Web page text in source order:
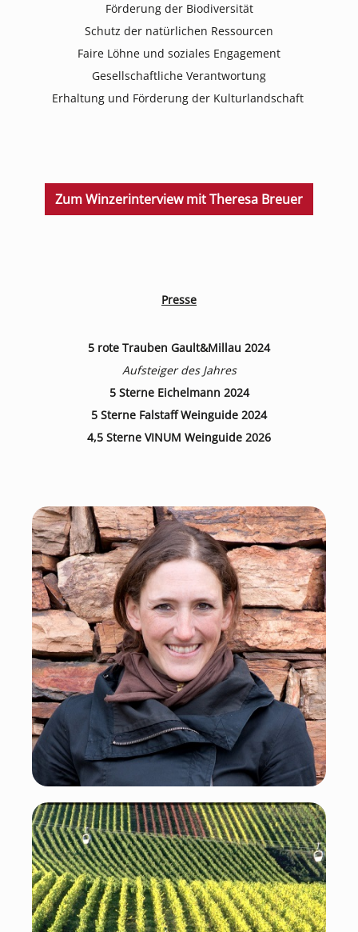
Förderung der Biodiversität
Schutz der natürlichen Ressourcen
Faire Löhne und soziales Engagement
Gesellschaftliche Verantwortung
Erhaltung und Förderung der Kulturlandschaft
Zum Winzerinterview mit Theresa Breuer
Presse
5 rote Trauben Gault&Millau 2024
Aufsteiger des Jahres
5 Sterne Eichelmann 2024
5 Sterne Falstaff Weinguide 2024
4,5 Sterne VINUM Weinguide 2026